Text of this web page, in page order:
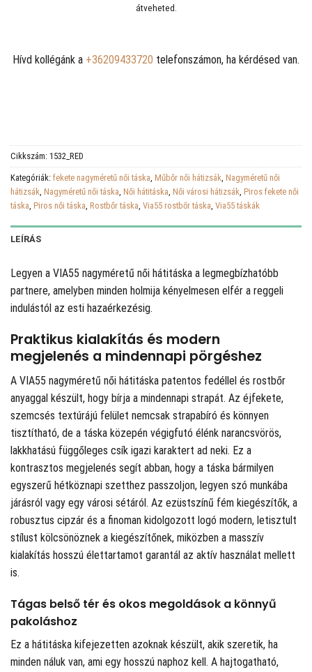
átveheted.
Hívd kollégánk a +36209433720 telefonszámon, ha kérdésed van.
Cikkszám: 1532_RED
Kategóriák: fekete nagyméretű női táska, Műbőr női hátizsák, Nagyméretű női
hátizsák, Nagyméretű női táska, Női hátitáska, Női városi hátizsák, Piros fekete női
táska, Piros női táska, Rostbőr táska, Via55 rostbőr táska, Via55 táskák
LEÍRÁS
Legyen a VIA55 nagyméretű női hátitáska a legmegbízhatóbb
partnere, amelyben minden holmija kényelmesen elfér a reggeli
indulástól az esti hazaérkezésig.
Praktikus kialakítás és modern
megjelenés a mindennapi pörgéshez
A VIA55 nagyméretű női hátitáska patentos fedéllel és rostbőr
anyaggal készült, hogy bírja a mindennapi strapát. Az éjfekete,
szemcsés textúrájú felület nemcsak strapabíró és könnyen
tisztítható, de a táska közepén végigfutó élénk narancsvörös,
lakkhatású függőleges csík igazi karaktert ad neki. Ez a
kontrasztos megjelenés segít abban, hogy a táska bármilyen
egyszerű hétköznapi szetthez passzoljon, legyen szó munkába
járásról vagy egy városi sétáról. Az ezüstszínű fém kiegészítők, a
robusztus cipzár és a finoman kidolgozott logó modern, letisztult
stílust kölcsönöznek a kiegészítőnek, miközben a masszív
kialakítás hosszú élettartamot garantál az aktív használat mellett
is.
Tágas belső tér és okos megoldások a könnyű
pakoláshoz
Ez a hátitáska kifejezetten azoknak készült, akik szeretik, ha
minden náluk van, ami egy hosszú naphoz kell. A hajtogatható,